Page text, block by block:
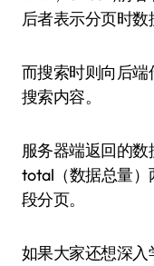
后者表示分页时数
而搜索时则向后端
搜索内容。
服务器端返回的数
total（数据总量）
段分页。
如果大家还想深入